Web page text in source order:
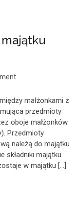
małżonkami z
przedmioty
oboje małżonków
Przedmioty
należą do majątku
składniki majątku
w majątku […]